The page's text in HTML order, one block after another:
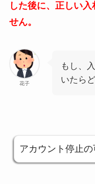
した後に、正しい
せん。
花子
もし、
いたら
アカウント停止